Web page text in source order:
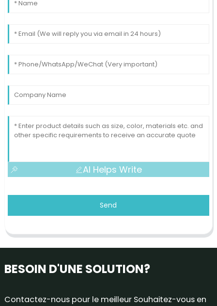
AI Helps Write
Send
BESOIN D'UNE SOLUTION?
Contactez-nous pour le meilleur Souhaitez-vous en